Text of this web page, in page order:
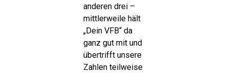
anderen drei –
mittlerweile hält
„Dein VFB“ da
ganz gut mit und
übertrifft unsere
Zahlen teilweise